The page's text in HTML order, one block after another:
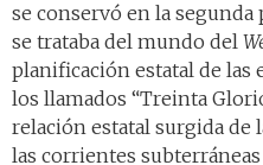
se conservó en la
se trataba del mundo del
planificación estatal de las
los llamados “Treinta
relación estatal surgida de
las corrientes